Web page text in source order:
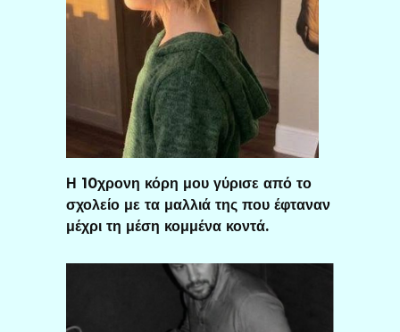
Η 10χρονη κόρη μου γύρισε από το
σχολείο με τα μαλλιά της που έφταναν
μέχρι τη μέση κομμένα κοντά.